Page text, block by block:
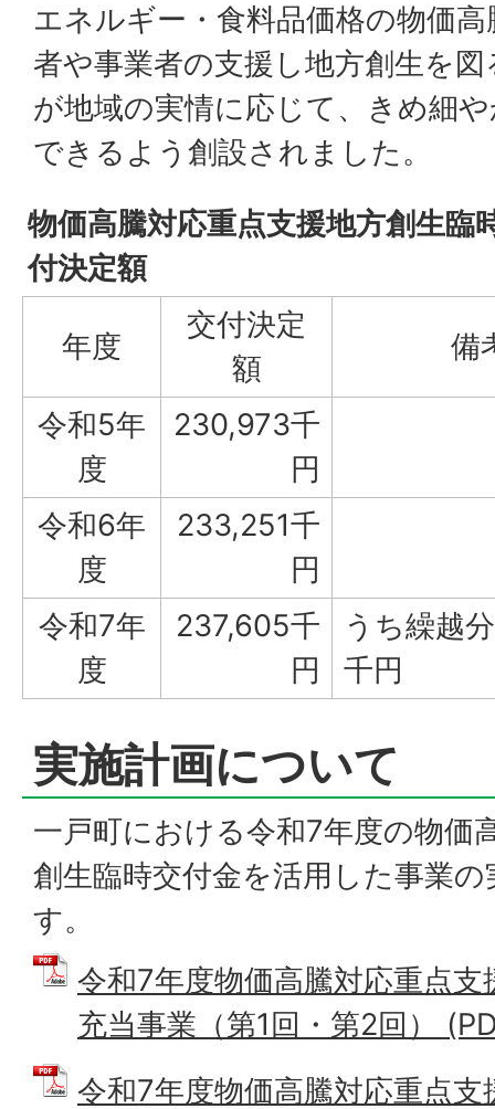
エネルギー・食料品価格の物価
者や事業者の支援し地方創生を
が地域の実情に応じて、きめ細
できるよう創設されました。
物価高騰対応重点支援地方創生臨
付決定額
年度
交付決定
額
備
令和5年
度
230,973千
円
令和6年
度
233,251千
円
令和7年
度
237,605千
円
うち繰越
千円
実施計画について
一戸町における令和7年度の物価
創生臨時交付金を活用した事業
す。
令和7年度物価高騰対応重点
充当事業（第1回・第2回）
令和7年度物価高騰対応重点